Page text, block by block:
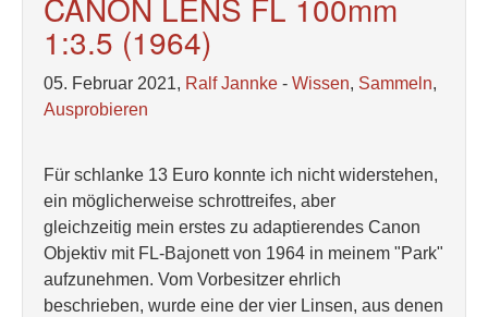
CANON LENS FL 100mm
1:3.5 (1964)
05. Februar 2021, Ralf Jannke - Wissen, Sammeln,
Ausprobieren
Für schlanke 13 Euro konnte ich nicht widerstehen,
ein möglicherweise schrottreifes, aber
gleichzeitig mein erstes zu adaptierendes Canon
Objektiv mit FL-Bajonett von 1964 in meinem "Park"
aufzunehmen. Vom Vorbesitzer ehrlich
beschrieben, wurde eine der vier Linsen, aus denen